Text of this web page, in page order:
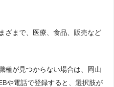
ざまで、医療、食品、販売など
種が見つからない場合は、岡山
や電話で登録すると、選択肢が